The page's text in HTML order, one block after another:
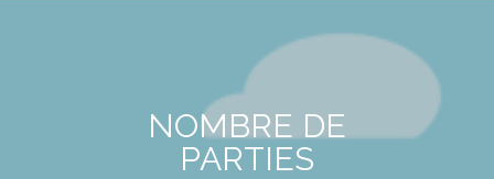
NOMBRE DE
PARTIES